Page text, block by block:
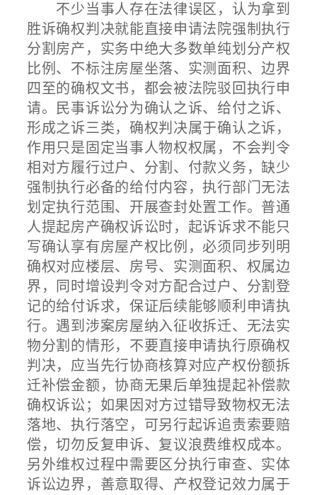
不少当事人存在法律误区，认为拿到
胜诉确权判决就能直接申请法院强制执行
分割房产，实务中绝大多数单纯划分产权
比例、不标注房屋坐落、实测面积、边界
四至的确权文书，都会被法院驳回执行申
请。民事诉讼分为确认之诉、给付之诉、
形成之诉三类，确权判决属于确认之诉，
作用只是固定当事人物权权属，不会判令
相对方履行过户、分割、付款义务，缺少
强制执行必备的给付内容，执行部门无法
划定执行范围、开展查封处置工作。普通
人提起房产确权诉讼时，起诉诉求不能只
写确认享有房屋产权比例，必须同步列明
确权对应楼层、房号、实测面积、权属边
界，同时增设判令对方配合过户、分割登
记的给付诉求，保证后续能够顺利申请执
行。遇到涉案房屋纳入征收拆迁、无法实
物分割的情形，不要直接申请执行原确权
判决，应当先行协商核算对应产权份额拆
迁补偿金额，协商无果后单独提起补偿款
确权诉讼；如果因对方过错导致物权无法
落地、执行落空，可另行起诉追责索要赔
偿，切勿反复申诉、复议浪费维权成本。
另外维权过程中需要区分执行审查、实体
诉讼边界，善意取得、产权登记效力属于